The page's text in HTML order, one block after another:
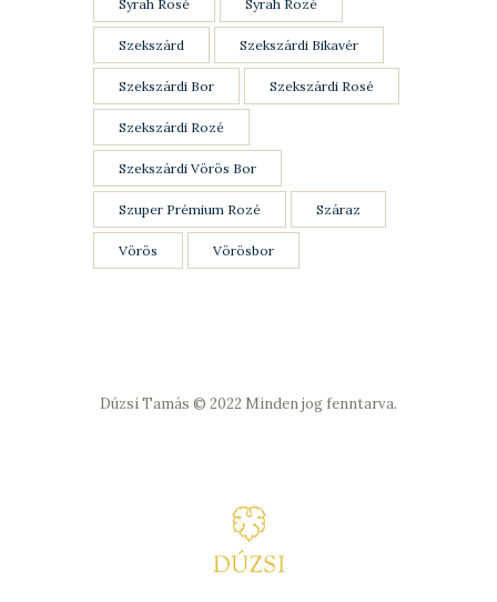
Syrah Rosé Syrah Rozé
Szekszárd Szekszárdi Bikavér
Szekszárdi Bor Szekszárdi Rosé
Szekszárdi Rozé
Szekszárdi Vörös Bor
Szuper Prémium Rozé Száraz
Vörös Vörösbor
Dúzsi Tamás © 2022 Minden jog fenntarva.